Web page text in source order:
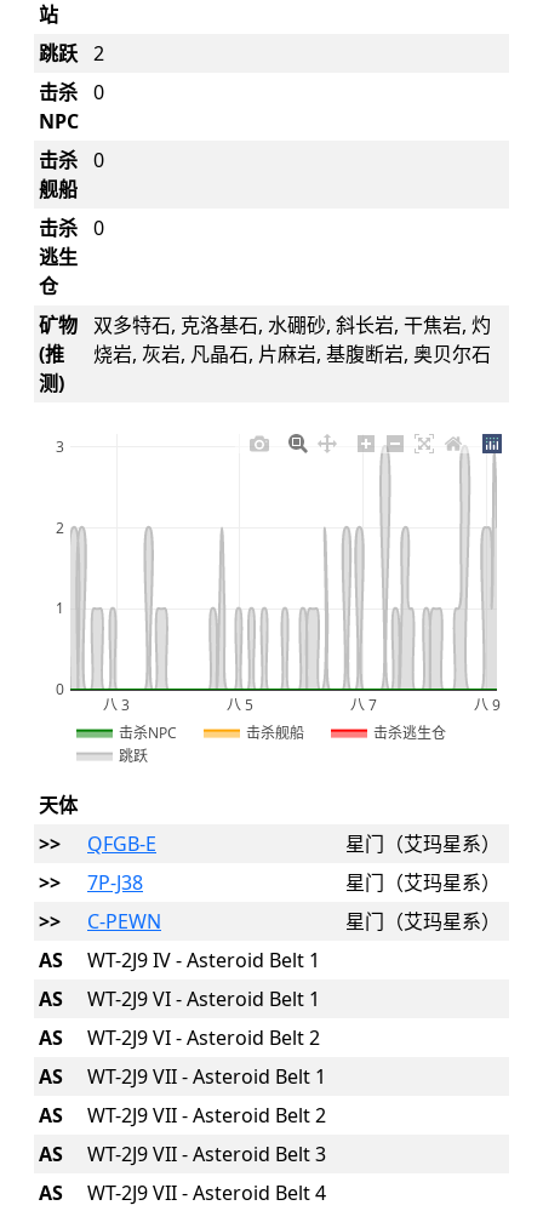
站
跳跃 2
击杀
NPC
0
击杀
舰船
0
击杀
逃生
仓
0
矿物
(推
测)
双多特石, 克洛基石, 水硼砂, 斜长岩, 干焦岩, 灼
烧岩, 灰岩, 凡晶石, 片麻岩, 基腹断岩, 奥贝尔石
八 3
2026
八 5 八 7 八 9
0
1
2
3
击杀NPC 击杀舰船
击杀逃生仓
跳跃
天体
>>
QFGB-E
星门（艾玛星系）
>>
7P-J38
星门（艾玛星系）
>>
C-PEWN
星门（艾玛星系）
AS
WT-2J9 IV - Asteroid Belt 1
AS
WT-2J9 VI - Asteroid Belt 1
AS
WT-2J9 VI - Asteroid Belt 2
AS
WT-2J9 VII - Asteroid Belt 1
AS
WT-2J9 VII - Asteroid Belt 2
AS
WT-2J9 VII - Asteroid Belt 3
AS
WT-2J9 VII - Asteroid Belt 4